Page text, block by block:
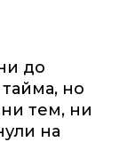
до
но
тем, ни
на